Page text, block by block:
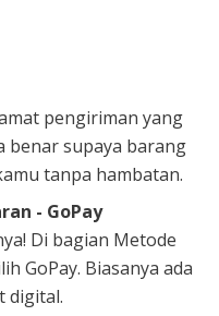
pengiriman yang
benar supaya barang
tanpa hambatan.
- GoPay
Di bagian Metode
GoPay. Biasanya ada
digital.